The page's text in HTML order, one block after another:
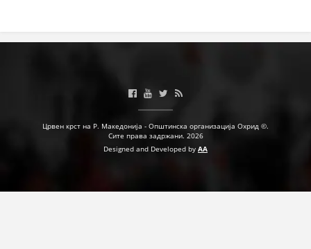
Црвен крст на Р. Македонија - Општинска организација Охрид ©.
Сите права задржани. 2026
Designed and Developed by AA